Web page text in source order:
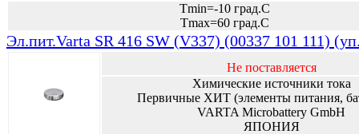
Tmin=-10 град.С
Tmax=60 град.С
Эл.пит.Varta SR 416 SW (V337) (00337 101 111)
Не поставляется
Химические источники тока
Первичные ХИТ (элементы питания,
VARTA Microbattery GmbH
ЯПОНИЯ